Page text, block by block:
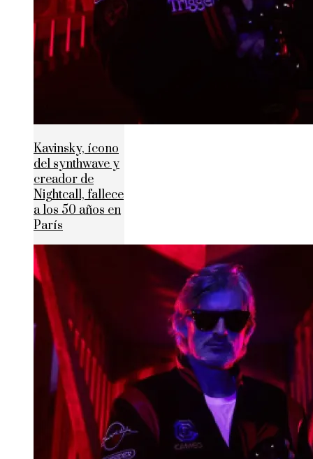
Kavinsky, ícono
del synthwave y
creador de
Nightcall, fallece
a los 50 años en
París